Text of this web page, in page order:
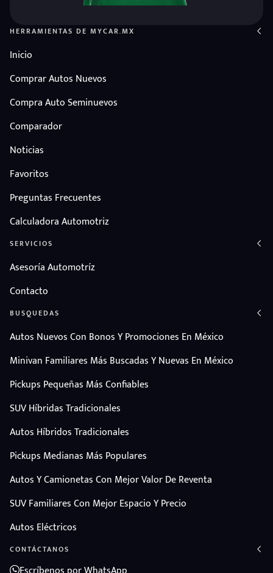
HERRAMIENTAS DE MYCAR.MX
Inicio
Comprar Autos Nuevos
Compra Auto Seminuevos
Comparador
Noticias
Favoritos
Preguntas Frecuentes
Calculadora Automotriz
SERVICIOS
Asesoría Automotríz
Contacto
BUSQUEDAS
Autos Nuevos Con Bonos Y Promociones En México
Minivan Familiares Más Buscadas Y Nuevas En México
Pickups Pequeñas Más Confiables
SUV Híbridas Tradicionales
Autos Híbridos Tradicionales
Pickups Medianas Más Populares
Autos Y Camionetas Con Mejor Valor De Reventa
SUV Familiares Con Mejor Espacio Y Precio
Autos Eléctricos
CONTÁCTANOS